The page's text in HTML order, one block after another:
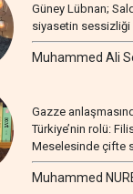
Güney Lübnan;
siyasetin sessizliği
Muhammed Ali
Gazze
Türkiye’nin rolü:
Meselesinde çifte
seyir
Muhammed